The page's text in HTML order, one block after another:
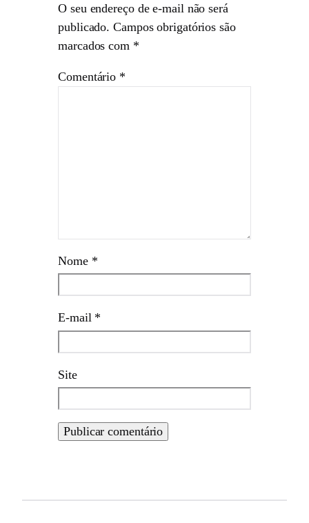
O seu endereço de e-mail não será
publicado. Campos obrigatórios são
marcados com *
Comentário *
Nome *
E-mail *
Site